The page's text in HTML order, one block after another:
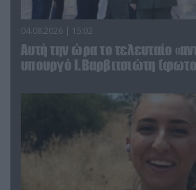
04.08.2026 | 15:02
Αυτή την ώρα το τελευταίο
υπουργό Ι.Βαρβιτσιώτη